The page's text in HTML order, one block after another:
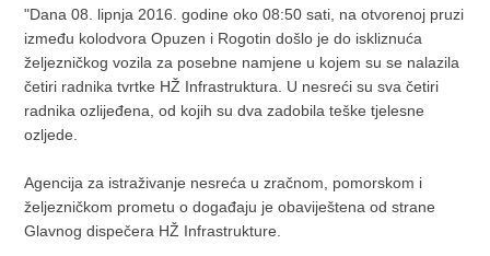
"Dana 08. lipnja 2016. godine oko 08:50 sati, na otvorenoj pruzi
između kolodvora Opuzen i Rogotin došlo je do iskliznuća
željezničkog vozila za posebne namjene u kojem su se nalazila
četiri radnika tvrtke HŽ Infrastruktura. U nesreći su sva četiri
radnika ozlijeđena, od kojih su dva zadobila teške tjelesne
ozljede.
Agencija za istraživanje nesreća u zračnom, pomorskom i
željezničkom prometu o događaju je obaviještena od strane
Glavnog dispečera HŽ Infrastrukture.